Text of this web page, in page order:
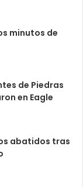
minutos de
de Piedras
en Eagle
abatidos tras